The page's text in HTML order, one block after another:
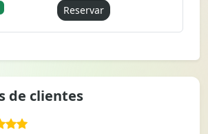
Reservar
de clientes